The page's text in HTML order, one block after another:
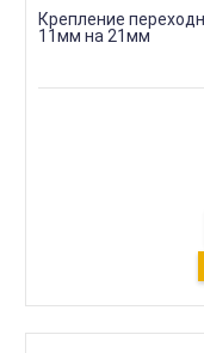
Крепление
11мм на 21мм